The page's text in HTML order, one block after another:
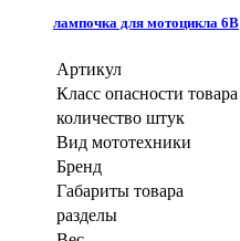
лампочка для мотоцикла 6В
Артикул
Класс опасности товара
количество штук
Вид мототехники
Бренд
Габариты товара
разделы